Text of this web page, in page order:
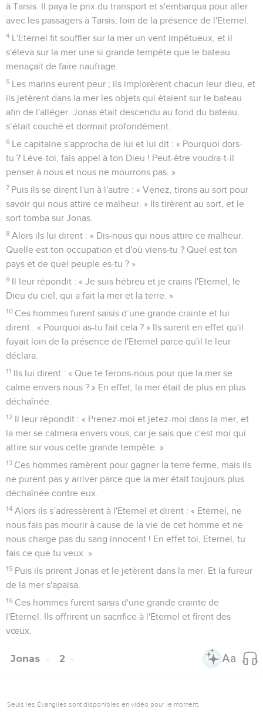
à Tarsis. Il paya le prix du transport et s'embarqua pour aller
avec les passagers à Tarsis, loin de la présence de l'Eternel.
4 L'Eternel fit souffler sur la mer un vent impétueux, et il
s'éleva sur la mer une si grande tempête que le bateau
menaçait de faire naufrage.
5 Les marins eurent peur ; ils implorèrent chacun leur dieu, et
ils jetèrent dans la mer les objets qui étaient sur le bateau
afin de l'alléger. Jonas était descendu au fond du bateau,
s’était couché et dormait profondément.
6 Le capitaine s'approcha de lui et lui dit : « Pourquoi dors-
tu ? Lève-toi, fais appel à ton Dieu ! Peut-être voudra-t-il
penser à nous et nous ne mourrons pas. »
7 Puis ils se dirent l'un à l'autre : « Venez, tirons au sort pour
savoir qui nous attire ce malheur. » Ils tirèrent au sort, et le
sort tomba sur Jonas.
8 Alors ils lui dirent : « Dis-nous qui nous attire ce malheur.
Quelle est ton occupation et d'où viens-tu ? Quel est ton
pays et de quel peuple es-tu ? »
9 Il leur répondit : « Je suis hébreu et je crains l'Eternel, le
Dieu du ciel, qui a fait la mer et la terre. »
10 Ces hommes furent saisis d’une grande crainte et lui
dirent : « Pourquoi as-tu fait cela ? » Ils surent en effet qu'il
fuyait loin de la présence de l'Eternel parce qu'il le leur
déclara.
11 Ils lui dirent : « Que te ferons-nous pour que la mer se
calme envers nous ? » En effet, la mer était de plus en plus
déchaînée.
12 Il leur répondit : « Prenez-moi et jetez-moi dans la mer, et
la mer se calmera envers vous, car je sais que c'est moi qui
attire sur vous cette grande tempête. »
13 Ces hommes ramèrent pour gagner la terre ferme, mais ils
ne purent pas y arriver parce que la mer était toujours plus
déchaînée contre eux.
14 Alors ils s’adressèrent à l'Eternel et dirent : « Eternel, ne
nous fais pas mourir à cause de la vie de cet homme et ne
nous charge pas du sang innocent ! En effet toi, Eternel, tu
fais ce que tu veux. »
15 Puis ils prirent Jonas et le jetèrent dans la mer. Et la fureur
de la mer s'apaisa.
16 Ces hommes furent saisis d'une grande crainte de
l'Eternel. Ils offrirent un sacrifice à l'Eternel et firent des
vœux.
Jonas 2
Seuls les Évangiles sont disponibles en vidéo pour le moment.